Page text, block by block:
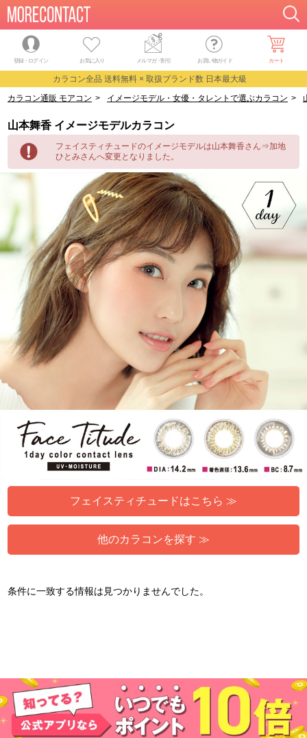
登録・ログイン お気に入り メルマガ・割引 お買い物ガイド カート
カラコン全品 送料無料 × 取扱ブランド数 日本最大級
カラコン通販 モアコン > イメージモデル・女優・タレントで選ぶカラコン >
山本舞香 イメージモデルカラコン
フェイスティチュードのイメージモデルは山本舞香さん⇒加地
ひとみさんへ変更となりました。
フェイスティチュードはこちら ≫
他のカラコンを探す ≫
条件に一致する情報は見つかりませんでした。